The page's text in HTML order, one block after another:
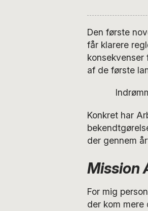
Den første
får klarere
konsekvenser
af de første
Konkret har
der gennem
Mission
For mig
der kom